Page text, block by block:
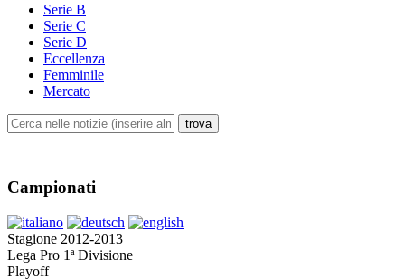
Serie B
Serie C
Serie D
Eccellenza
Femminile
Mercato
Campionati
Stagione 2012-2013
Lega Pro 1ª Divisione
Playoff